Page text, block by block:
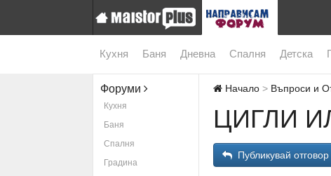
Кухня Баня Дневна Спалня Детска
Форуми
Кухня
Баня
Спалня
Градина
Начало Въпроси и
ЦИГЛИ
Публикувай отговор